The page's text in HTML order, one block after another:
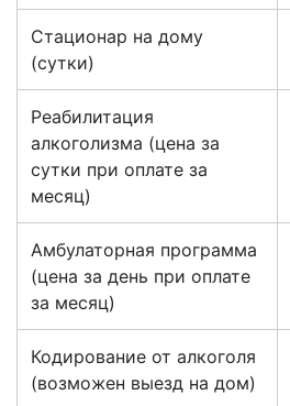
Стационар на дому
(сутки)
Реабилитация
алкоголизма (цена за
сутки при оплате за
месяц)
Амбулаторная программа
(цена за день при оплате
за месяц)
Кодирование от алкоголя
(возможен выезд на дом)